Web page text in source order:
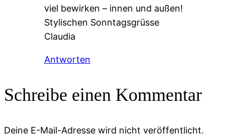
viel bewirken – innen und außen!
Stylischen Sonntagsgrüsse
Claudia
Antworten
Schreibe einen Kommentar
Deine E-Mail-Adresse wird nicht veröffentlicht.